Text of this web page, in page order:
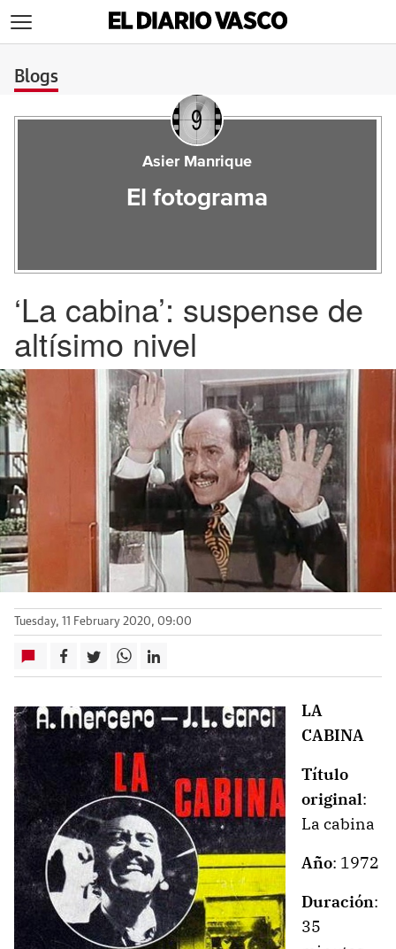
Blogs
Asier Manrique
El fotograma
‘La cabina’: suspense de
altísimo nivel
Tuesday, 11 February 2020, 09:00
LA
CABINA
Título
original:
La cabina
Año: 1972
Duración:
35